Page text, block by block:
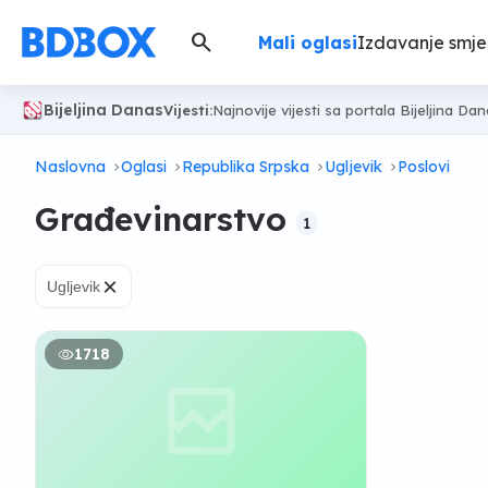
search Mali oglasiIzdavanje
Bijeljina DanasVijesti:Najnovije vijesti sa portala Bijeljina
Naslovna Oglasi Republika Srpska Ugljevik Poslovi
Građevinarstvo 1
Ugljevik×
1718